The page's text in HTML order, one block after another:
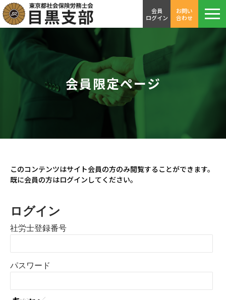
会員
ログイン
お問い
合わせ
会員限定ページ
このコンテンツはサイト会員の方のみ閲覧することができます。
既に会員の方はログインしてください。
ログイン
社労士登録番号
パスワード